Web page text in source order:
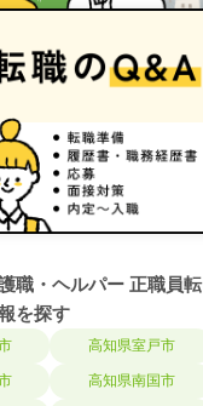
職・ヘルパー 正職員転
を探す
高知県室戸市
高知県南国市